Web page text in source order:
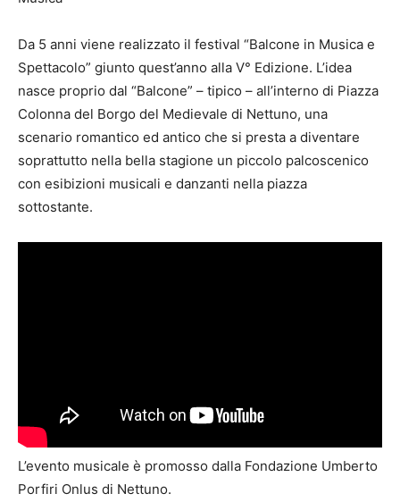
Da 5 anni viene realizzato il festival “Balcone in Musica e
Spettacolo” giunto quest’anno alla V° Edizione. L’idea
nasce proprio dal “Balcone” – tipico – all’interno di Piazza
Colonna del Borgo del Medievale di Nettuno, una
scenario romantico ed antico che si presta a diventare
soprattutto nella bella stagione un piccolo palcoscenico
con esibizioni musicali e danzanti nella piazza
sottostante.
L’evento musicale è promosso dalla Fondazione Umberto
Porfiri Onlus di Nettuno.